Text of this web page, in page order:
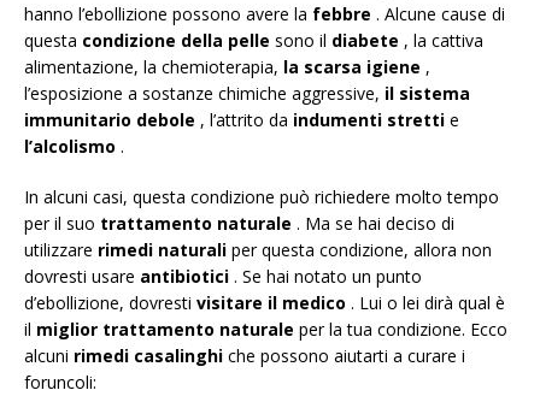
hanno l’ebollizione possono avere la febbre . Alcune cause di
questa condizione della pelle sono il diabete , la cattiva
alimentazione, la chemioterapia, la scarsa igiene ,
l’esposizione a sostanze chimiche aggressive, il sistema
immunitario debole , l’attrito da indumenti stretti e
l’alcolismo .
In alcuni casi, questa condizione può richiedere molto tempo
per il suo trattamento naturale . Ma se hai deciso di
utilizzare rimedi naturali per questa condizione, allora non
dovresti usare antibiotici . Se hai notato un punto
d’ebollizione, dovresti visitare il medico . Lui o lei dirà qual è
il miglior trattamento naturale per la tua condizione. Ecco
alcuni rimedi casalinghi che possono aiutarti a curare i
foruncoli: